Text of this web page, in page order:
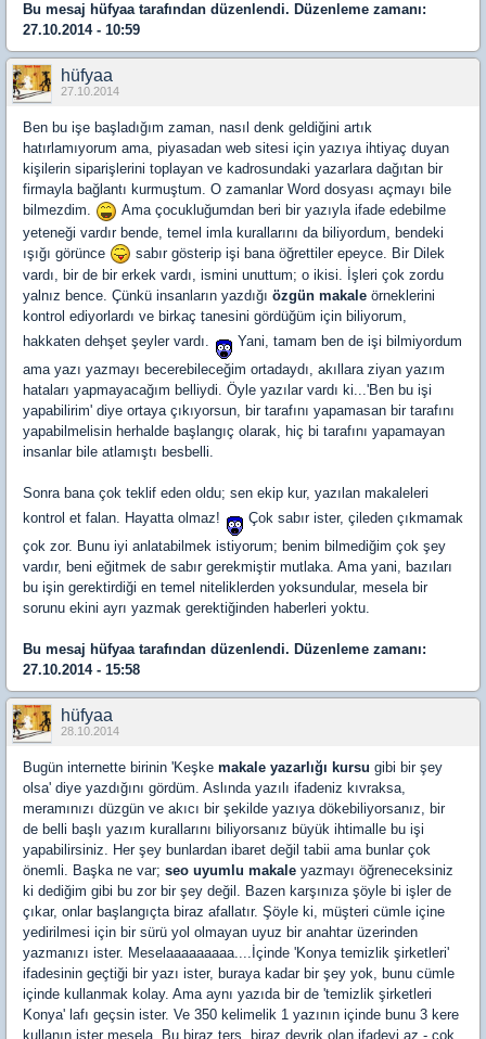
Bu mesaj hüfyaatarafından düzenlendi. Düzenleme zamanı:
27.10.2014 - 10:59
hüfyaa
27.10.2014
Ben bu işe başladığım zaman, nasıl denk geldiğini artık
hatırlamıyorum ama, piyasadan web sitesi için yazıya ihtiyaç duyan
kişilerin siparişlerini toplayan ve kadrosundaki yazarlara dağıtan bir
firmayla bağlantı kurmuştum. O zamanlar Word dosyası açmayı bile
bilmezdim.
Ama çocukluğumdan beri bir yazıyla ifade edebilme
yeteneği vardır bende, temel imla kurallarını da biliyordum, bendeki
ışığı görünce
sabır gösterip işi bana öğrettiler epeyce. Bir Dilek
vardı, bir de bir erkek vardı, ismini unuttum; o ikisi. İşleri çok zordu
yalnız bence. Çünkü insanların yazdığı özgün makale örneklerini
kontrol ediyorlardı ve birkaç tanesini gördüğüm için biliyorum,
hakkaten dehşet şeyler vardı.
Yani, tamam ben de işi bilmiyordum
ama yazı yazmayı becerebileceğim ortadaydı, akıllara ziyan yazım
hataları yapmayacağım belliydi. Öyle yazılar vardı ki...'Ben bu işi
yapabilirim' diye ortaya çıkıyorsun, bir tarafını yapamasan bir tarafını
yapabilmelisin herhalde başlangıç olarak, hiç bi tarafını yapamayan
insanlar bile atlamıştı besbelli.
Sonra bana çok teklif eden oldu; sen ekip kur, yazılan makaleleri
kontrol et falan. Hayatta olmaz!
Çok sabır ister, çileden çıkmamak
çok zor. Bunu iyi anlatabilmek istiyorum; benim bilmediğim çok şey
vardır, beni eğitmek de sabır gerekmiştir mutlaka. Ama yani, bazıları
bu işin gerektirdiği en temel niteliklerden yoksundular, mesela bir
sorunu ekini ayrı yazmak gerektiğinden haberleri yoktu.
Bu mesaj hüfyaatarafından düzenlendi. Düzenleme zamanı:
27.10.2014 - 15:58
hüfyaa
28.10.2014
Bugün internette birinin 'Keşke makale yazarlığı kursu gibi bir şey
olsa' diye yazdığını gördüm. Aslında yazılı ifadeniz kıvraksa,
meramınızı düzgün ve akıcı bir şekilde yazıya dökebiliyorsanız, bir
de belli başlı yazım kurallarını biliyorsanız büyük ihtimalle bu işi
yapabilirsiniz. Her şey bunlardan ibaret değil tabii ama bunlar çok
önemli. Başka ne var; seo uyumlu makale yazmayı öğreneceksiniz
ki dediğim gibi bu zor bir şey değil. Bazen karşınıza şöyle bi işler de
çıkar, onlar başlangıçta biraz afallatır. Şöyle ki, müşteri cümle içine
yedirilmesi için bir sürü yol olmayan uyuz bir anahtar üzerinden
yazmanızı ister. Meselaaaaaaaaa....İçinde 'Konya temizlik şirketleri'
ifadesinin geçtiği bir yazı ister, buraya kadar bir şey yok, bunu cümle
içinde kullanmak kolay. Ama aynı yazıda bir de 'temizlik şirketleri
Konya' lafı geçsin ister. Ve 350 kelimelik 1 yazının içinde bunu 3 kere
kullanın ister mesela. Bu biraz ters, biraz devrik olan ifadeyi az - çok